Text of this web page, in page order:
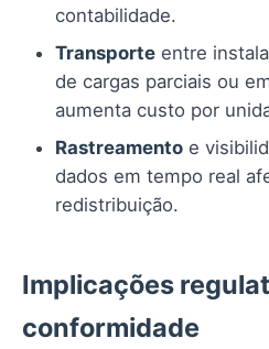
contabilidade.
Transporte entre
de cargas parciais ou
aumenta custo por
Rastreamento e
dados em tempo real
redistribuição.
Implicações
conformidade